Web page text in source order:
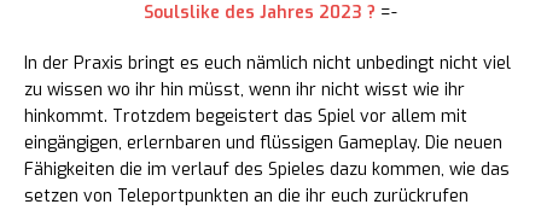
Soulslike des Jahres 2023 ? =-
In der Praxis bringt es euch nämlich nicht unbedingt nicht viel
zu wissen wo ihr hin müsst, wenn ihr nicht wisst wie ihr
hinkommt. Trotzdem begeistert das Spiel vor allem mit
eingängigen, erlernbaren und flüssigen Gameplay. Die neuen
Fähigkeiten die im verlauf des Spieles dazu kommen, wie das
setzen von Teleportpunkten an die ihr euch zurückrufen